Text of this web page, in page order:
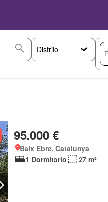
95.000 €
Baix Ebre, Catalunya
1 Dormitorio
27 m²